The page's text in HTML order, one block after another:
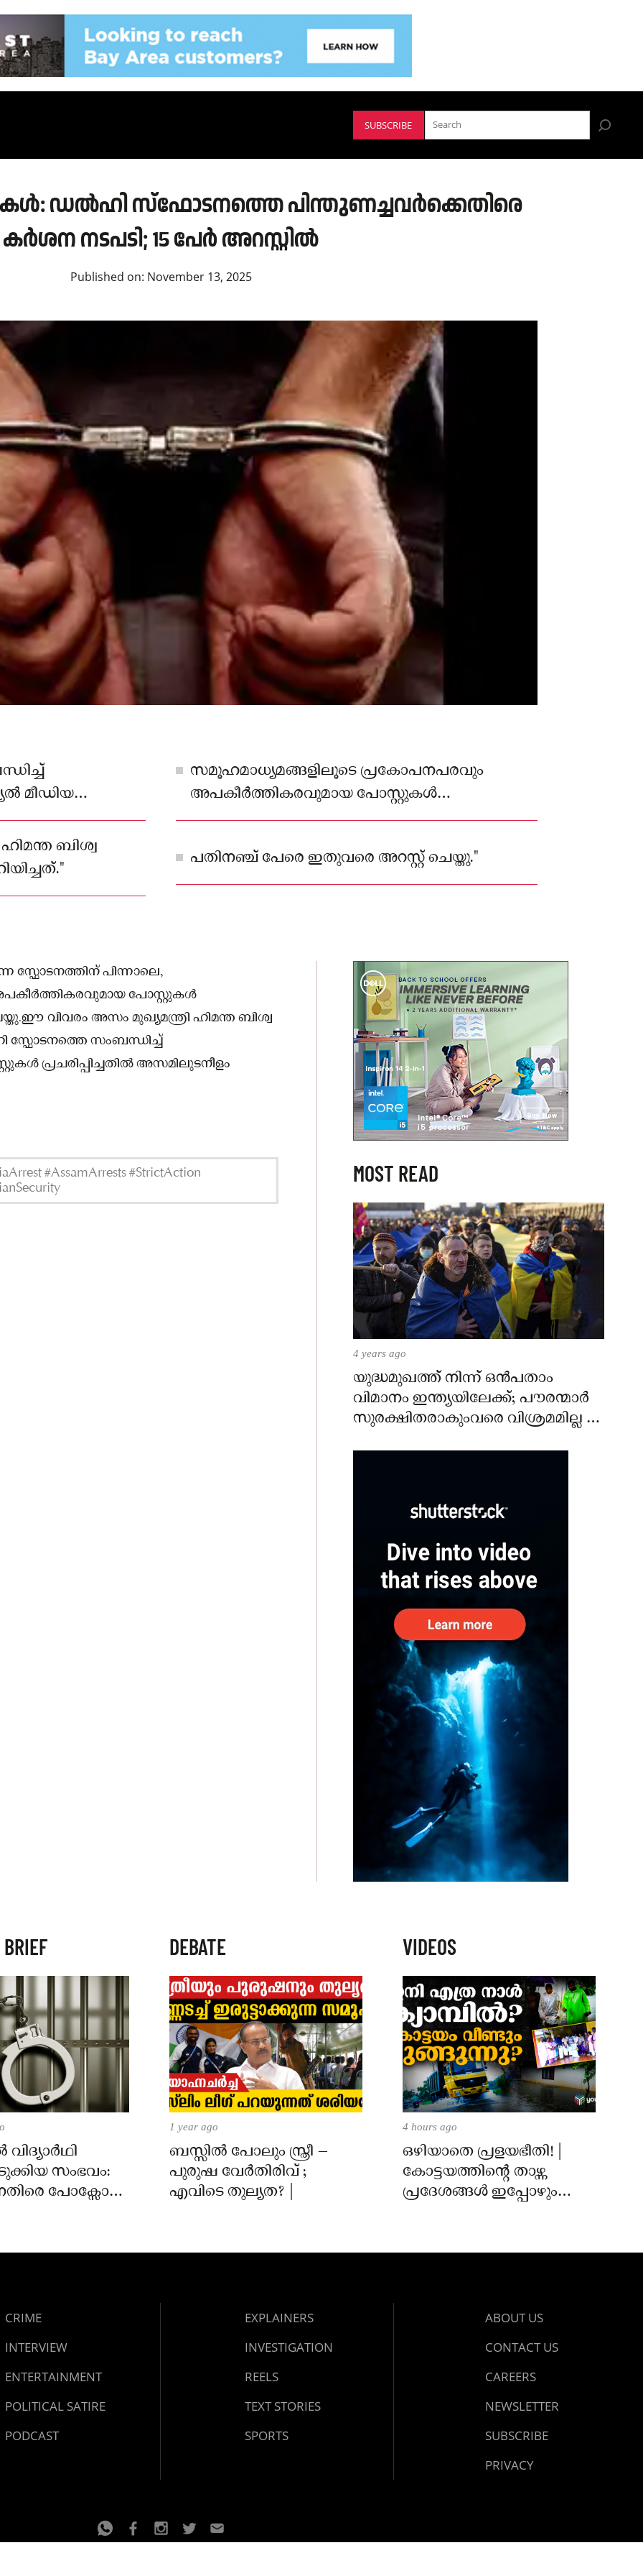
SUBSCRIBE
ഡൽഹി സ്ഫോടനത്തെ പിന്തുണച്ചവർക്കെതിരെ
കർശന നടപടി; 15 പേർ അറസ്റ്റിൽ
Published on: November 13, 2025
മീഡിയ
അസമിലുടനീളം
ചെയ്തു."
സമൂഹമാധ്യമങ്ങളിലൂടെ പ്രകോപനപരവും
അപകീർത്തികരവുമായ പോസ്റ്റുകൾ
പ്രചരിപ്പിച്ചതിന് അസമിൽ 15 പേരെ അറസ്റ്റ് ചെയ്തു
ബിശ്വ
പതിനഞ്ച് പേരെ ഇതുവരെ അറസ്റ്റ് ചെയ്തു."
സ്ഫോടനത്തിന് പിന്നാലെ,
പോസ്റ്റുകൾ
വിവരം അസം മുഖ്യമന്ത്രി ഹിമന്ത ബിശ്വ
സ്ഫോടനത്തെ സംബന്ധിച്ച്
പ്രചരിപ്പിച്ചതിൽ അസമിലുടനീളം
#AssamArrests #StrictAction
MOST READ
4 years ago
യുദ്ധമുഖത്ത് നിന്ന് ഒൻപതാം
വിമാനം ഇന്ത്യയിലേക്ക്; പൗരന്മാർ
സുരക്ഷിതരാകുംവരെ വിശ്രമമില്ല –
സംഭവം:
പോക്സോ
DEBATE
1 year ago
ബസ്സിൽ പോലും സ്ത്രീ –
പുരുഷ വേർതിരിവ് ;
എവിടെ തുല്യത? |
VIDEOS
4 hours ago
ഒഴിയാതെ പ്രളയഭീതി! |
കോട്ടയത്തിന്റെ താഴ്ന്ന
പ്രദേശങ്ങൾ ഇപ്പോഴും
CRIME
INTERVIEW
ENTERTAINMENT
POLITICAL SATIRE
PODCAST
EXPLAINERS
INVESTIGATION
REELS
TEXT STORIES
SPORTS
ABOUT US
CONTACT US
CAREERS
NEWSLETTER
SUBSCRIBE
PRIVACY